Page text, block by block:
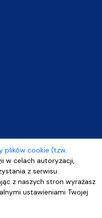
plików cookie (tzw.
w celach autoryzacji,
z serwisu
z naszych stron wyrażasz
ustawieniami Twojej